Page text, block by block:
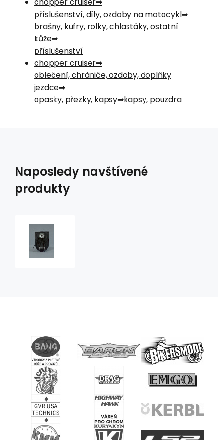
příslušenství, díly, ozdoby na motocykl
brašny, kufry, rolky, chlastáky, ostatní
kůže
příslušenství
chopper cruiser
oblečení, chrániče, ozdoby, doplňky
jezdce
opasky, přezky, kapsy
kapsy, pouzdra
Naposledy navštívené
produkty